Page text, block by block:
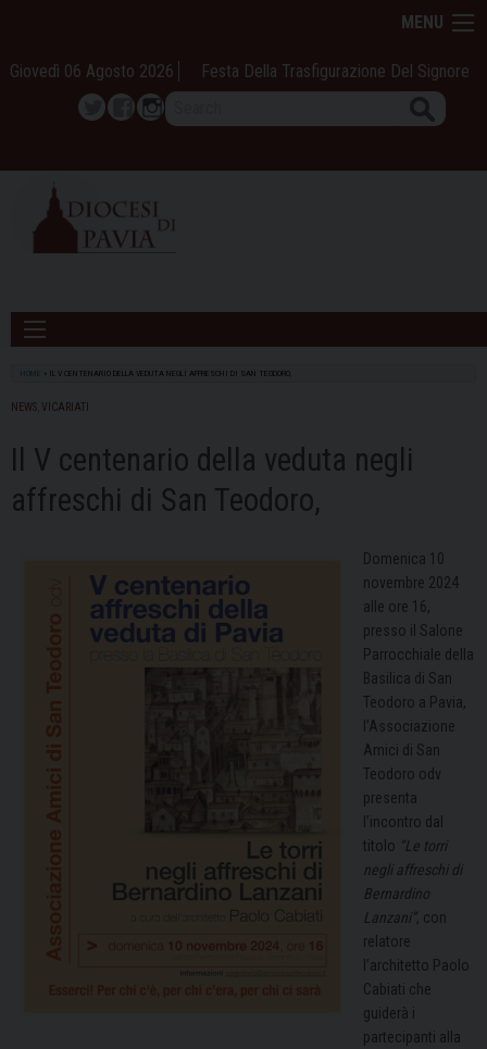
content
MENU
Giovedì 06 Agosto 2026 Festa Della Trasfigurazione Del Signore
TwitterFacebook
Instagram
HOME IL V CENTENARIO DELLA VEDUTA NEGLI AFFRESCHI DI SAN TEODORO,
NEWS VICARIATI
Il V centenario della veduta negli
affreschi di San Teodoro,
Domenica 10
novembre 2024
alle ore 16,
presso il Salone
Parrocchiale della
Basilica di San
Teodoro a Pavia,
l’Associazione
Amici di San
Teodoro odv
presenta
l’incontro dal
titolo “Le torri
negli affreschi di
Bernardino
Lanzani”, con
relatore
l’architetto Paolo
Cabiati che
guiderà i
partecipanti alla